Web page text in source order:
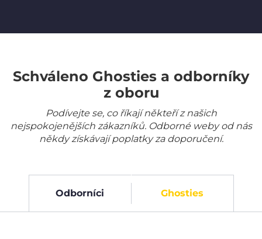
Schváleno Ghosties a odborníky
z oboru
Podívejte se, co říkají někteří z našich
nejspokojenějších zákazníků. Odborné weby od nás
někdy získávají poplatky za doporučení.
Odborníci Ghosties